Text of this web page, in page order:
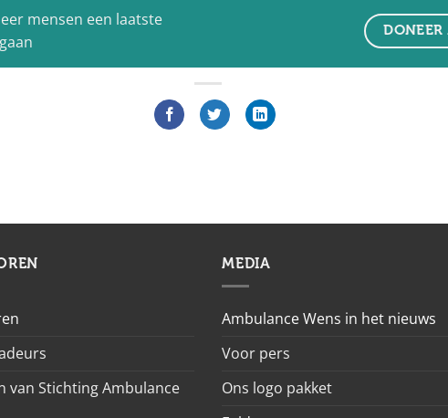
mensen een laatste
DONEER
van Stichting Ambulance
MEDIA
Ambulance Wens in het nieuws
Voor pers
Ons logo pakket